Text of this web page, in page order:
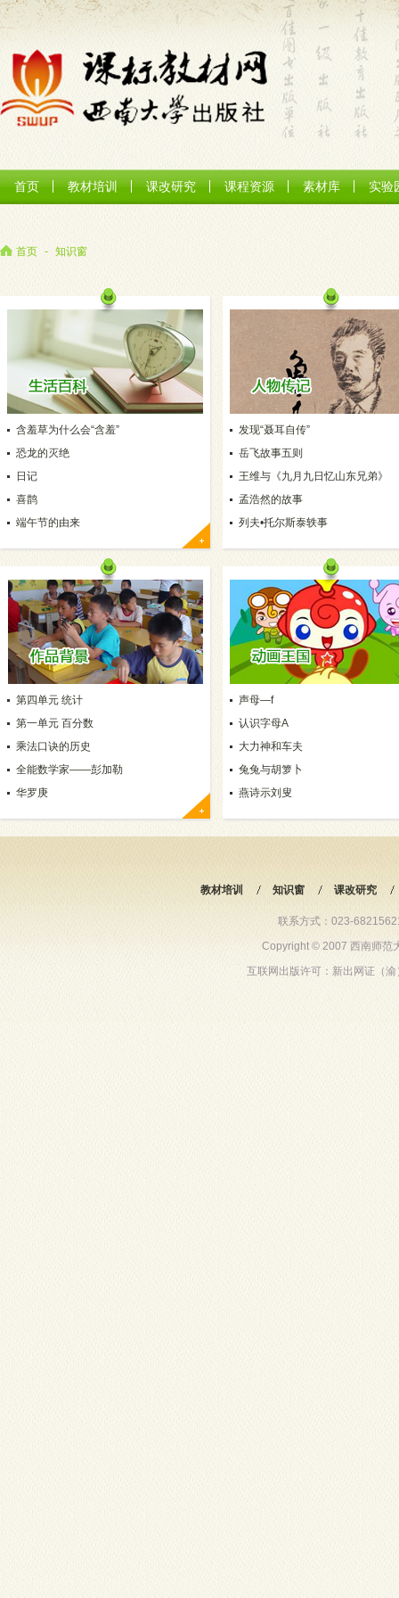
首页 教材培训 课改研究 课程资源 素材库 实验
首页 - 知识窗
含羞草为什么会“含羞”
恐龙的灭绝
日记
喜鹊
端午节的由来
发现“聂耳自传”
岳飞故事五则
王维与《九月九日忆山东兄弟》
孟浩然的故事
列夫•托尔斯泰轶事
第四单元 统计
第一单元 百分数
乘法口诀的历史
全能数学家——彭加勒
华罗庚
声母—f
认识字母A
大力神和车夫
兔兔与胡箩卜
燕诗示刘叟
教材培训 知识窗 课改研究
联系方式：023-
Copyright © 2007 西南师范
互联网出版许可：新出网证（